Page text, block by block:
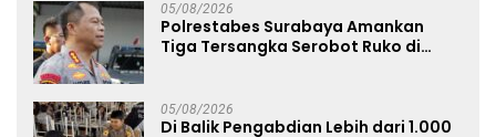
05/08/2026
Polrestabes Surabaya Amankan
Tiga Tersangka Serobot Ruko di
05/08/2026
Di Balik Pengabdian Lebih dari 1.000